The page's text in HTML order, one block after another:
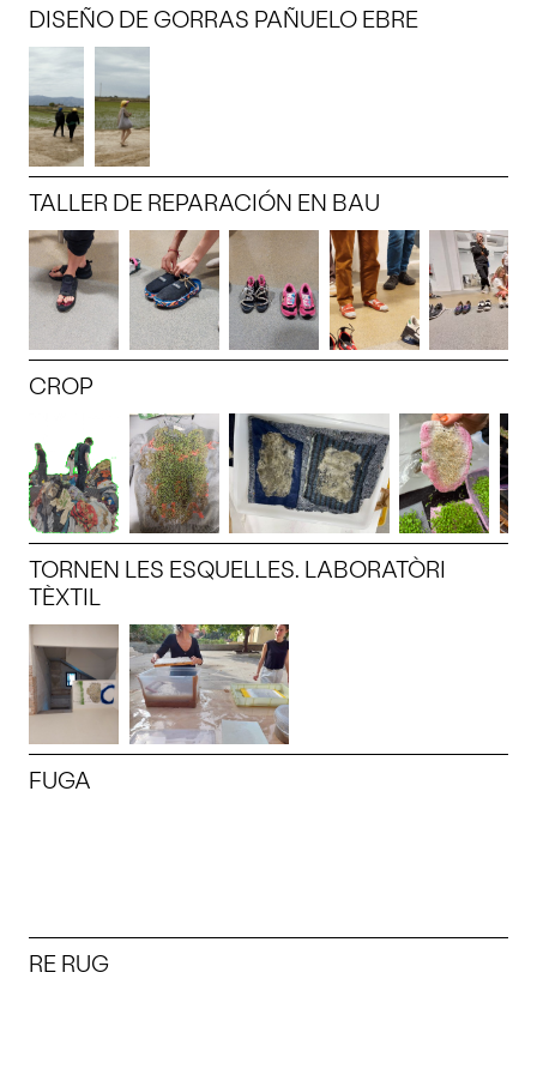
DISEÑO DE GORRAS PAÑUELO EBRE
TALLER DE REPARACIÓN EN BAU
CROP
TORNEN LES ESQUELLES. LABORATÒRI
TÈXTIL
FUGA
RE RUG